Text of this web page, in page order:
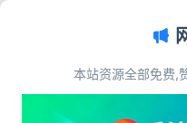
文章目录
本站资源全部免费,